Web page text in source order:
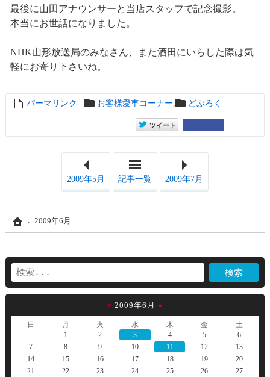
最後に山田アナウンサーと当店スタッフで記念撮影。
本当にお世話になりました。
NHK山形放送局のみなさん、また酒田にいらした際は気
軽にお寄り下さいね。
entry5115
パーマリンク お客様愛車コーナー, どぶろく
entry5115
ツイート
2009年5月 記事一覧 2009年7月
Home2009年6月
« 2009年6月 »
日 月 火 水 木 金
土
1
2 3 4 5
6
7
8 9 10 11 12
13
14
15 16 17 18 19
20
21
22 23 24 25 26
27